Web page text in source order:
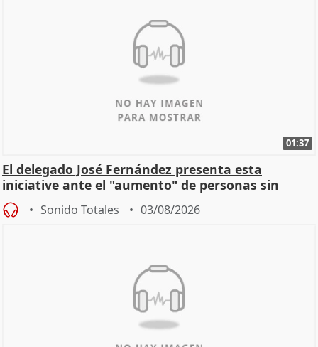
01:37
El delegado José Fernández presenta esta
iniciative ante el "aumento" de personas sin
hogar en Madri
Sonido Totales 03/08/2026